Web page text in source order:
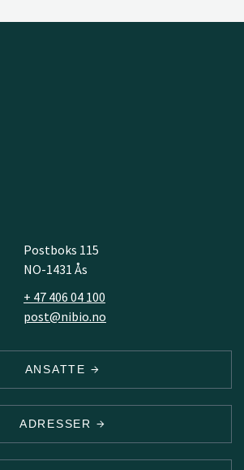
Postboks 115
NO-1431 Ås
+ 47 406 04 100
post@nibio.no
ANSATTE
ADRESSER